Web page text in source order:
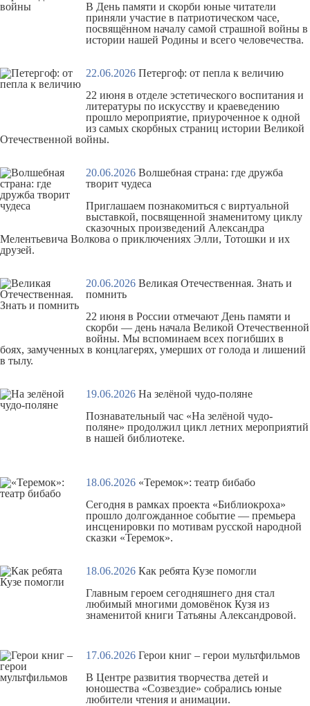
В День памяти и скорби юные читатели
приняли участие в патриотическом часе,
посвящённом началу самой страшной войны в
истории нашей Родины и всего человечества.
22.06.2026 Петергоф: от пепла к величию
22 июня в отделе эстетического воспитания и
литературы по искусству и краеведению
прошло мероприятие, приуроченное к одной
из самых скорбных страниц истории Великой
Отечественной войны.
20.06.2026 Волшебная страна: где дружба
творит чудеса
Приглашаем познакомиться с виртуальной
выставкой, посвященной знаменитому циклу
сказочных произведений Александра
Мелентьевича Волкова о приключениях Элли, Тотошки и их
друзей.
20.06.2026 Великая Отечественная. Знать и
помнить
22 июня в России отмечают День памяти и
скорби — день начала Великой Отечественной
войны. Мы вспоминаем всех погибших в
боях, замученных в концлагерях, умерших от голода и лишений
в тылу.
19.06.2026 На зелёной чудо-поляне
Познавательный час «На зелёной чудо-
поляне» продолжил цикл летних мероприятий
в нашей библиотеке.
18.06.2026 «Теремок»: театр бибабо
Сегодня в рамках проекта «Библиокроха»
прошло долгожданное событие — премьера
инсценировки по мотивам русской народной
сказки «Теремок».
18.06.2026 Как ребята Кузе помогли
Главным героем сегодняшнего дня стал
любимый многими домовёнок Кузя из
знаменитой книги Татьяны Александровой.
17.06.2026 Герои книг – герои мультфильмов
В Центре развития творчества детей и
юношества «Созвездие» собрались юные
любители чтения и анимации.